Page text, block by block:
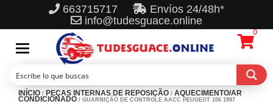
663715717
Envíos 24/48h*
info@tudesguace.online
Toggle
navigation
0
INÍCIO / PEÇAS INTERNAS DE REPOSIÇÃO / AQUECIMENTO/AR
CONDICIONADO / GUARNIÇÃO DE CONTROLE AACC PEUGEOT 106 1997